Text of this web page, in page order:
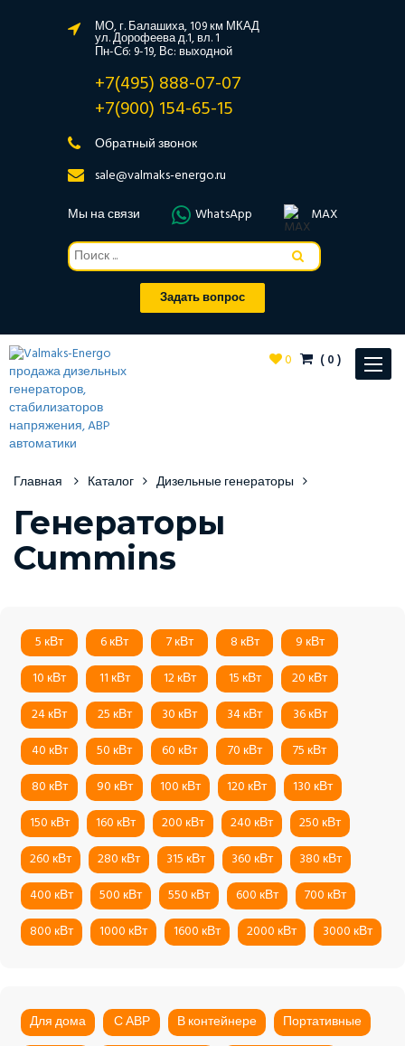
МО, г. Балашиха, 109 км МКАД
ул. Дорофеева д.1, вл. 1
Пн-Сб: 9-19, Вс: выходной
+7(495) 888-07-07
+7(900) 154-65-15
Обратный звонок
sale@valmaks-energo.ru
Мы на связи
WhatsApp MAX
Задать вопрос
Toggle
0 (0)
Главная Каталог Дизельные генераторы
Генераторы
Cummins
5 кВт 6 кВт 7 кВт 8 кВт
9 кВт
10 кВт
11 кВт 12 кВт 15 кВт
20 кВт
24 кВт
25 кВт 30 кВт 34 кВт
36 кВт
40 кВт
50 кВт 60 кВт 70 кВт
75 кВт
80 кВт
90 кВт 100 кВт 120 кВт
130 кВт
150 кВт
160 кВт 200 кВт 240 кВт
250 кВт
260 кВт
280 кВт 315 кВт 360 кВт
380 кВт
400 кВт
500 кВт 550 кВт 600 кВт
700 кВт
800 кВт
1000 кВт 1600 кВт 2000 кВт 3000 кВт
Для дома С АВР В контейнере
Портативные